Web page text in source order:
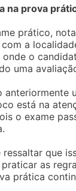
na prova
prático,
a
o
uma
anteriormente
está na
o exame
que
as
prática